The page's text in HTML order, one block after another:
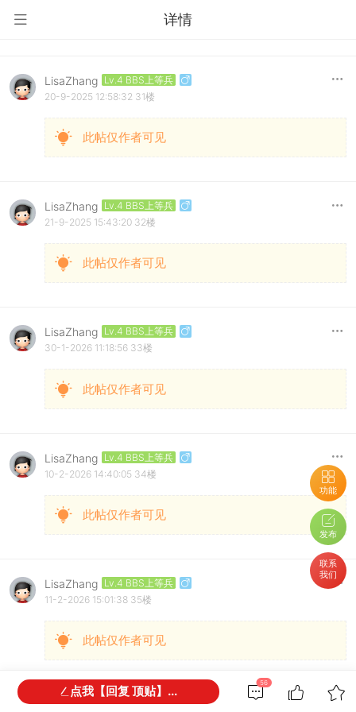
详情
功能
发布
联系
我们
LisaZhang Lv.4 BBS上等兵
20-9-2025 12:58:32 31楼
此帖仅作者可见
LisaZhang Lv.4 BBS上等兵
21-9-2025 15:43:20 32楼
此帖仅作者可见
LisaZhang Lv.4 BBS上等兵
30-1-2026 11:18:56 33楼
此帖仅作者可见
LisaZhang Lv.4 BBS上等兵
10-2-2026 14:40:05 34楼
此帖仅作者可见
LisaZhang Lv.4 BBS上等兵
11-2-2026 15:01:38 35楼
此帖仅作者可见
56
点我【回复 顶贴】...